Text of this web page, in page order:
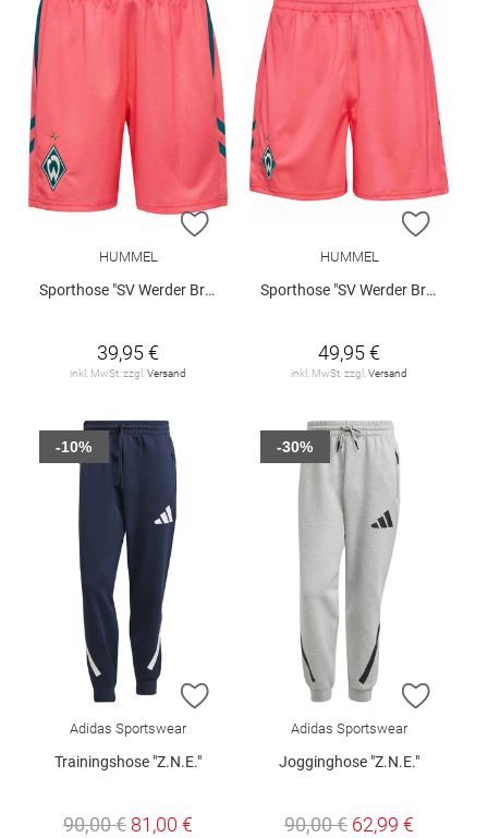
ZUR WUNSCHLISTE HINZUFÜGEN
HUMMEL
Sporthose "SV Werder Bremen 3rd 2026/27 Kids"
39,95 €
inkl. MwSt. zzgl. Versand
ZUR
HUMMEL
Sporthose "SV Werder Bremen 3rd 2026/27"
49,95 €
inkl. MwSt. zzgl. Versand
ZUR WUNSCHLISTE HINZUFÜGEN
Adidas Sportswear
Trainingshose "Z.N.E."
90,00 € 81,00 €
-10%
ZUR
Adidas Sportswear
Jogginghose "Z.N.E."
90,00 € 62,99 €
-30%